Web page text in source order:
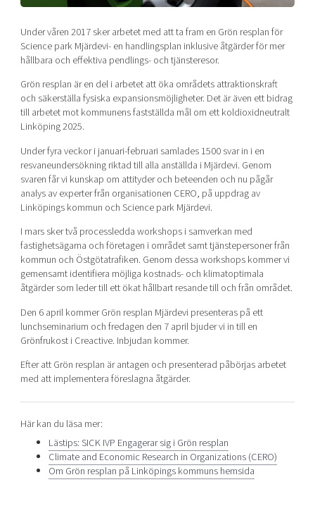
Shaping cities and regions
Bright East
East Sweden Tech Women
Reversed mentorship
Current offers and activities
Talent & skills
Startup & industry collaboration
Offers to boost your business
Funding opportunities
Our community of companies
Projects
Publications
Our clusters
Reach out to us
Locations
Today's lunch in Mjärdevi
Under våren 2017 sker arbetet med att ta fram en Grön resplan för
Science park Mjärdevi- en handlingsplan inklusive åtgärder för mer
hållbara och effektiva pendlings- och tjänsteresor.
Grön resplan är en del i arbetet att öka områdets attraktionskraft
och säkerställa fysiska expansionsmöjligheter. Det är även ett bidrag
till arbetet mot kommunens fastställda mål om ett koldioxidneutralt
Linköping 2025.
Under fyra veckor i januari-februari samlades 1500 svar in i en
resvaneundersökning riktad till alla anställda i Mjärdevi. Genom
svaren får vi kunskap om attityder och beteenden och nu pågår
analys av experter från organisationen CERO, på uppdrag av
Linköpings kommun och Science park Mjärdevi.
I mars sker två processledda workshops i samverkan med
fastighetsägarna och företagen i området samt tjänstepersoner från
kommun och Östgötatrafiken. Genom dessa workshops kommer vi
gemensamt identifiera möjliga kostnads- och klimatoptimala
åtgärder som leder till ett ökat hållbart resande till och från området.
Den 6 april kommer Grön resplan Mjärdevi presenteras på ett
lunchseminarium och fredagen den 7 april bjuder vi in till en
Grönfrukost i Creactive. Inbjudan kommer.
Efter att Grön resplan är antagen och presenterad påbörjas arbetet
med att implementera föreslagna åtgärder.
Här kan du läsa mer:
Lästips: SICK IVP Engagerar sig i Grön resplan
Climate and Economic Research in Organizations (CERO)
Om Grön resplan på Linköpings kommuns hemsida